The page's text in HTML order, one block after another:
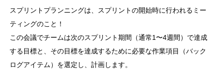
スプリントプランニングは、スプリントの開始時に行われるミー
ティングのこと！
この会議でチームは次のスプリント期間（通常1〜4週間）で達成
する目標と、その目標を達成するために必要な作業項目（バック
ログアイテム）を選定し、計画します。